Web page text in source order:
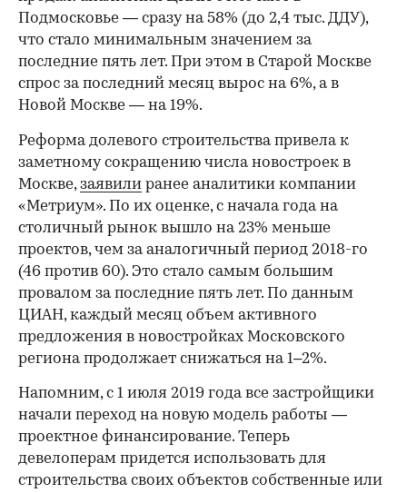
Подмосковье — сразу на 58% (до 2,4 тыс. ДДУ),
что стало минимальным значением за
последние пять лет. При этом в Старой Москве
спрос за последний месяц вырос на 6%, а в
Новой Москве — на 19%.
Реформа долевого строительства привела к
заметному сокращению числа новостроек в
Москве,заявили ранее аналитики компании
«Метриум». По их оценке, с начала года на
столичный рынок вышло на 23% меньше
проектов, чем за аналогичный период 2018-го
(46 против 60). Это стало самым большим
провалом за последние пять лет. По данным
ЦИАН, каждый месяц объем активного
предложения в новостройках Московского
региона продолжает снижаться на 1–2%.
Напомним, с 1 июля 2019 года все застройщики
начали переход на новую модель работы —
проектное финансирование. Теперь
девелоперам придется использовать для
строительства своих объектов собственные или